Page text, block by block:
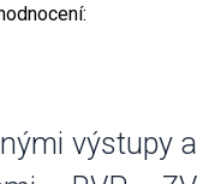
výstupy a